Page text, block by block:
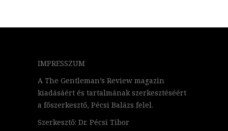
IMPRESSZUM
A The Gentleman’s Review magazin
kiadásáért és tartalmának szerkesztéséért
a főszerkesztő, Pécsi Balázs felel.
Szerkesztő: Dr. Pécsi Tibor